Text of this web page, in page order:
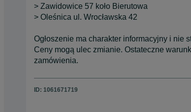
> Zawidowice 57 koło Bierutowa
> Oleśnica ul. Wrocławska 42
Ogłoszenie ma charakter informacyjny i nie
Ceny mogą ulec zmianie. Ostateczne
zamówienia.
ID: 1061671719